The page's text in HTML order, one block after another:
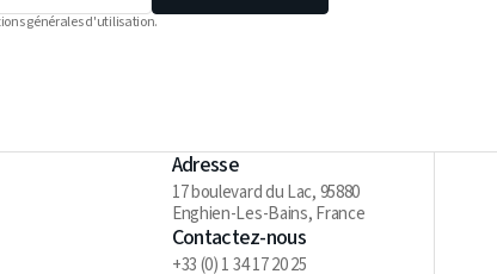
générales d'utilisation.
Adresse
17 boulevard du Lac, 95880
Enghien-Les-Bains, France
Contactez-nous
+33 (0) 1 34 17 20 25